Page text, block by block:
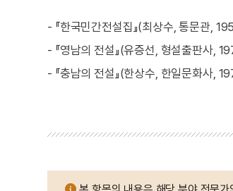
- 『한국민간전설집』(최상수, 통문관,
- 『영남의 전설』(유증선, 형설출판사,
- 『충남의 전설』(한상수, 한일문화사,